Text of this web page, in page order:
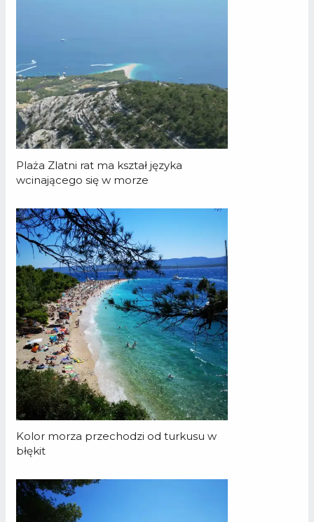
Plaża Zlatni rat ma kształ języka
wcinającego się w morze
Kolor morza przechodzi od turkusu w
błękit